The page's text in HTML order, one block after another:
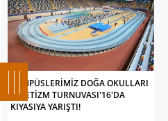
KAMPÜSLERİMİZ DOĞA OKULLARI
ATLETİZM TURNUVASI'16'DA
KIYASIYA YARIŞTI!